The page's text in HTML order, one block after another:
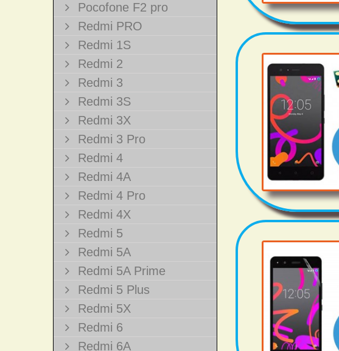
Pocofone F2 pro
Redmi PRO
Redmi 1S
Redmi 2
Redmi 3
Redmi 3S
Redmi 3X
Redmi 3 Pro
Redmi 4
Redmi 4A
Redmi 4 Pro
Redmi 4X
Redmi 5
Redmi 5A
Redmi 5A Prime
Redmi 5 Plus
Redmi 5X
Redmi 6
Redmi 6A